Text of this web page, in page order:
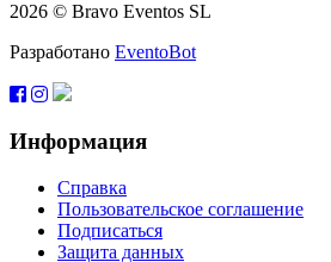
2026 © Bravo Eventos SL
Разработано EventoBot
Информация
Справка
Пользовательское соглашение
Подписаться
Защита данных